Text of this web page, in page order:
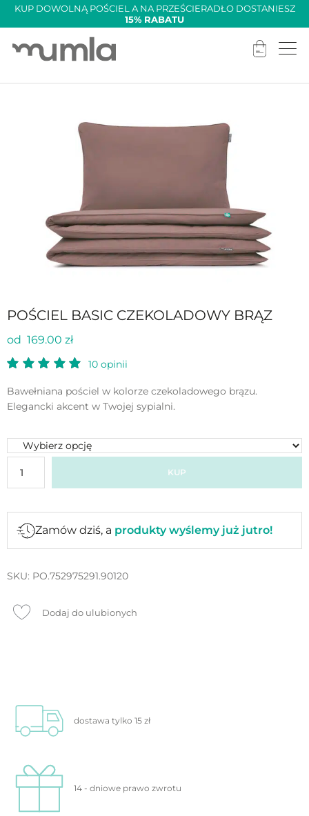
KUP DOWOLNĄ POŚCIEL A NA PRZEŚCIERADŁO DOSTANIESZ
15% RABATU
POŚCIEL BASIC CZEKOLADOWY BRĄZ
od 169.00 zł
10 opinii
Bawełniana pościel w kolorze czekoladowego brązu.
Elegancki akcent w Twojej sypialni.
KUP
Zamów dziś, a produkty wyślemy już jutro!
SKU: PO.752975291.90120
Dodaj do ulubionych
dostawa tylko 15 zł
14 - dniowe prawo zwrotu